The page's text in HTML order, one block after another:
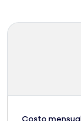
Costo mensual